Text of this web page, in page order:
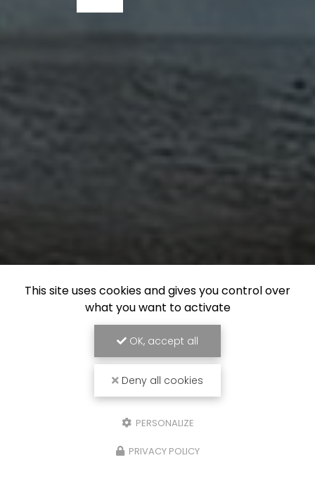
This site uses cookies and gives you control over
what you want to activate
OK, accept all
Deny all cookies
PERSONALIZE
PRIVACY POLICY